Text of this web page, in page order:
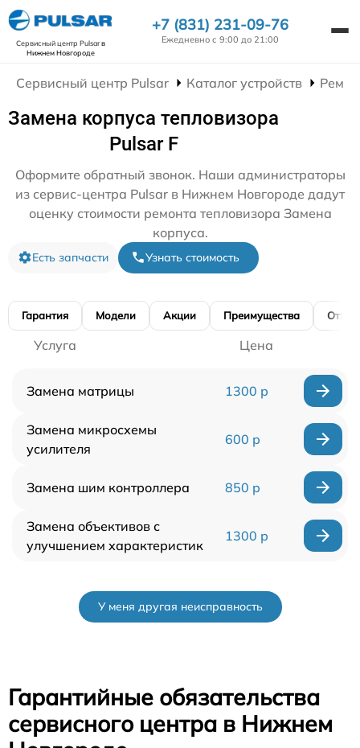
Сервисный центр Pulsarв
Нижнем Новгороде
+7 (831) 231-09-76
Ежедневно с 9:00 до 21:00
Сервисный центр Pulsar Каталог устройств
Замена корпуса тепловизора
Pulsar F
Оформите обратный звонок. Наши администраторы
из сервис-центра Pulsar в Нижнем Новгороде дадут
оценку стоимости ремонта тепловизора Замена
корпуса.
Есть запчасти Узнать стоимость
Гарантия Модели Акции Преимущества
Услуга Цена
Замена матрицы 1300 р
Замена микросхемы
усилителя
600 р
Замена шим контроллера 850 р
Замена объективов с
улучшением характеристик
1300 р
У меня другая неисправность
Гарантийные обязательства
сервисного центра в Нижнем